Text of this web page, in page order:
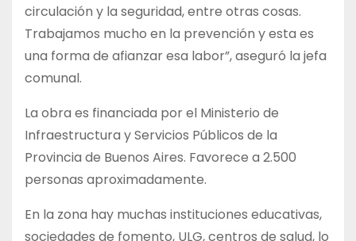
circulación y la seguridad, entre otras cosas.
Trabajamos mucho en la prevención y esta es
una forma de afianzar esa labor”, aseguró la jefa
comunal.
La obra es financiada por el Ministerio de
Infraestructura y Servicios Públicos de la
Provincia de Buenos Aires. Favorece a 2.500
personas aproximadamente.
En la zona hay muchas instituciones educativas,
sociedades de fomento, ULG, centros de salud, lo